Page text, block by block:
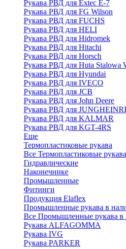
Рукава РВД для Extec E-7
Рукава РВД для FG Wilson
Рукава РВД для FUCHS
Рукава РВД для HELI
Рукава РВД для Hidromek
Рукава РВД для Hitachi
Рукава РВД для Horsch
Рукава РВД для Huta Stalowa
Рукава РВД для Hyundai
Рукава РВД для IVECO
Рукава РВД для JCB
Рукава РВД для John Deere
Рукава РВД для
Рукава РВД для KALMAR
Рукава РВД для KGT-4RS
Еще
Термопластиковые рукава
Все Термопластиковые рукава
Гидравлические
Наконечнике
Промышленные
Фитинги
Продукция Elaflex
Промышленные рукава в
Все Промышленные рукава в
Рукава ALFAGOMMA
Рукава IVG
Рукава PARKER